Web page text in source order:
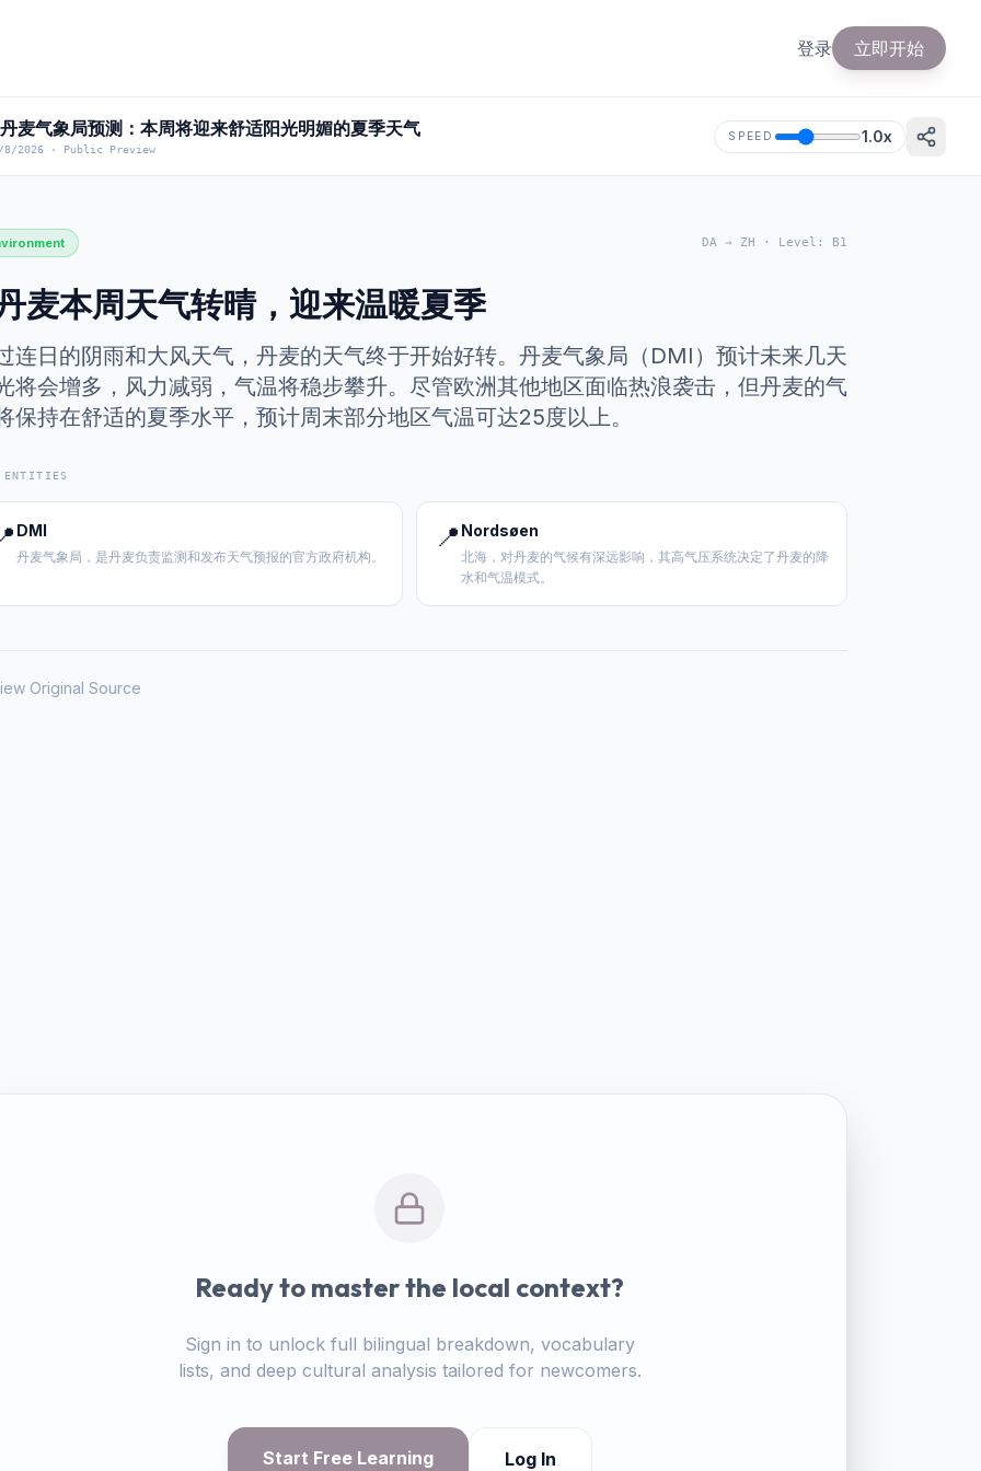
登录 立即开始
麦气象局预测：本周将迎来舒适阳光明媚的夏季天气
8/2026 · Public Preview
SPEED 1.0x
DA → ZH · Level : B1
麦本周天气转晴，迎来温暖夏季
连日的阴雨和大风天气，丹麦的天气终于开始好转。丹麦气象局（DMI）预计未来几天
将会增多，风力减弱，气温将稳步攀升。尽管欧洲其他地区面临热浪袭击，但丹麦的气
保持在舒适的夏季水平，预计周末部分地区气温可达25度以上。
ENTITIES
DMI
丹麦气象局，是丹麦负责监测和发布天气预报的官方政府机构。
📍 Nordsøen
北海，对丹麦的气候有深远影响，其高气压系统决定了丹麦的降
水和气温模式。
Original Source
Ready to master the local context?
Sign in to unlock full bilingual breakdown, vocabulary
lists, and deep cultural analysis tailored for newcomers.
Start Free Learning Log In